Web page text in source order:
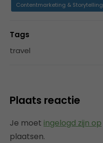
Contentmarketing & Storytelling
Tags
travel
Plaats reactie
Je moet ingelogd zijn op
plaatsen.